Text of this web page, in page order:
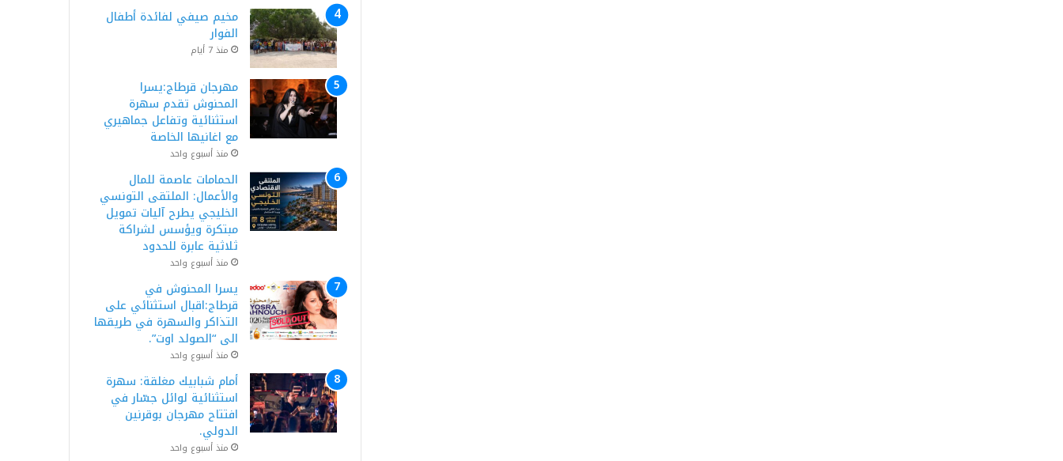
مخيم صيفي لفائدة أطفال
الفوار
منذ 7 أيام
مهرجان قرطاج:يسرا
المحنوش تقدم سهرة
استثنائية وتفاعل جماهيري
مع اغانيها الخاصة
منذ أسبوع واحد
الحمامات عاصمة للمال
والأعمال: الملتقى التونسي
الخليجي يطرح آليات تمويل
مبتكرة ويؤسس لشراكة
ثلاثية عابرة للحدود
منذ أسبوع واحد
يسرا المحنوش في
قرطاج:اقبال استثنائي على
التذاكر والسهرة في طريقها
الى “الصولد اوت”.
منذ أسبوع واحد
أمام شبابيك مغلقة: سهرة
استثنائية لوائل جسّار في
افتتاح مهرجان بوقرنين
الدولي.
منذ أسبوع واحد